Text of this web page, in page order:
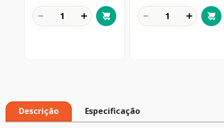
＋
－ ＋
－
Descrição Especificação